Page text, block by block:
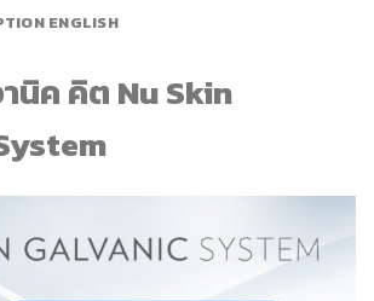
ENGLISH
นิค คิต Nu Skin